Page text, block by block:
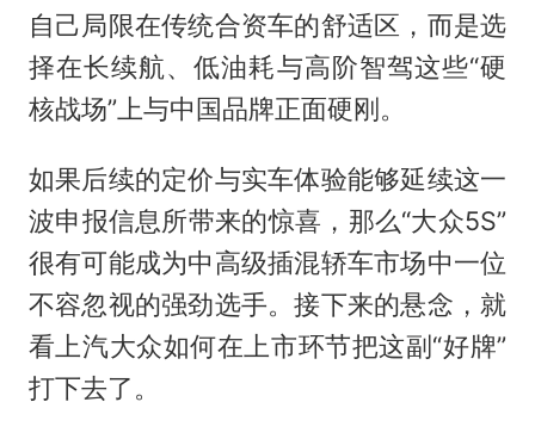
自己局限在传统合资车的舒适区，而是选
择在长续航、低油耗与高阶智驾这些“硬
核战场”上与中国品牌正面硬刚。
如果后续的定价与实车体验能够延续这一
波申报信息所带来的惊喜，那么“大众5S”
很有可能成为中高级插混轿车市场中一位
不容忽视的强劲选手。接下来的悬念，就
看上汽大众如何在上市环节把这副“好牌”
打下去了。